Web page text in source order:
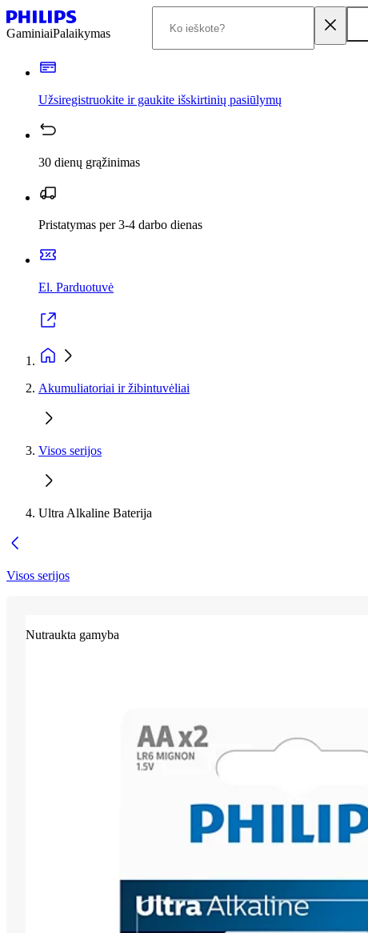
GaminiaiPalaikymas
Užsiregistruokite ir gaukite išskirtinių pasiūlymų
30 dienų grąžinimas
Pristatymas per 3-4 darbo dienas
El. Parduotuvė
Akumuliatoriai ir žibintuvėliai
Visos serijos
Ultra Alkaline Baterija
Visos serijos
Nutraukta gamyba